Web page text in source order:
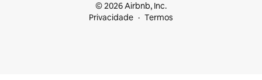
© 2026 Airbnb, Inc.
Privacidade
Termos